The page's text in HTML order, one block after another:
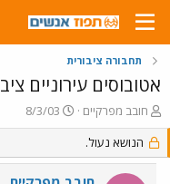
תחבורה ציבורית
אטובוסים עירוניים
פ
ו
ת
ח
חובב מפרקיים
פ
ו
ס
ם
8/3/03
הנושא נעול.